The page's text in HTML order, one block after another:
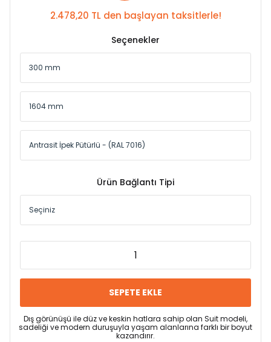
2.478,20 TL den başlayan taksitlerle!
Seçenekler
Ürün Bağlantı Tipi
SEPETE EKLE
Dış görünüşü ile düz ve keskin hatlara sahip olan Suit modeli,
sadeliği ve modern duruşuyla yaşam alanlarına farklı bir boyut
kazandırır.